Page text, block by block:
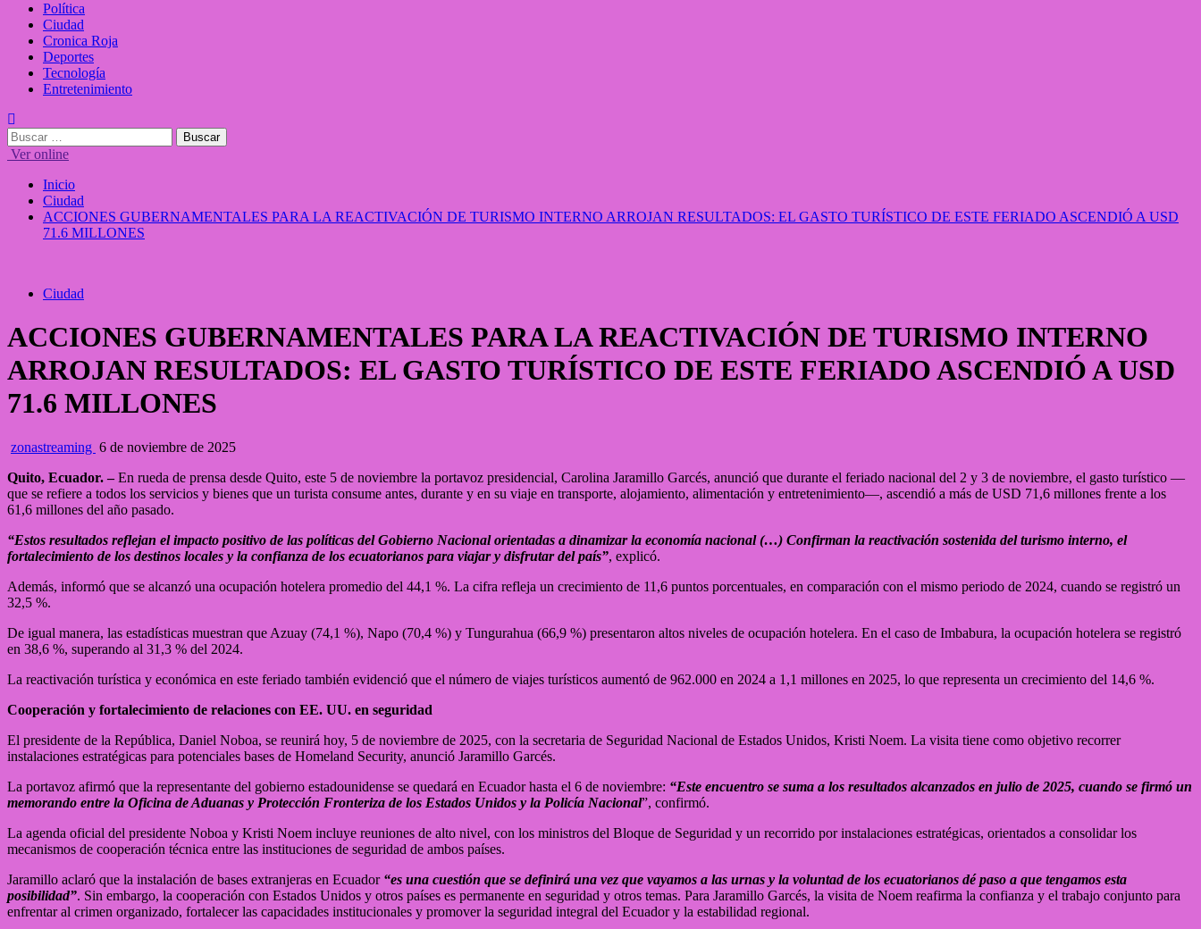
Política
Ciudad
Cronica Roja
Deportes
Tecnología
Entretenimiento
Ver online
Inicio
Ciudad
ACCIONES GUBERNAMENTALES PARA LA REACTIVACIÓN DE TURISMO INTERNO ARROJAN RESULTADOS: EL GASTO TURÍSTICO DE ESTE FERIADO ASCENDIÓ A USD
71.6 MILLONES
Ciudad
ACCIONES GUBERNAMENTALES PARA LA REACTIVACIÓN DE TURISMO INTERNO
ARROJAN RESULTADOS: EL GASTO TURÍSTICO DE ESTE FERIADO ASCENDIÓ A USD
71.6 MILLONES
zonastreaming 6 de noviembre de 2025
Quito, Ecuador. –En rueda de prensa desde Quito, este 5 de noviembre la portavoz presidencial, Carolina Jaramillo Garcés, anunció que durante el feriado nacional del 2 y 3 de noviembre, el gasto turístico —
que se refiere a todos los servicios y bienes que un turista consume antes, durante y en su viaje en transporte, alojamiento, alimentación y entretenimiento—, ascendió a más de USD 71,6 millones frente a los
61,6 millones del año pasado.
“Estos resultados reflejan el impacto positivo de las políticas del Gobierno Nacional orientadas a dinamizar la economía nacional (…) Confirman la reactivación sostenida del turismo interno, el
fortalecimiento de los destinos locales y la confianza de los ecuatorianos para viajar y disfrutar del país”, explicó.
Además, informó que se alcanzó una ocupación hotelera promedio del 44,1 %. La cifra refleja un crecimiento de 11,6 puntos porcentuales, en comparación con el mismo periodo de 2024, cuando se registró un
32,5 %.
De igual manera, las estadísticas muestran que Azuay (74,1 %), Napo (70,4 %) y Tungurahua (66,9 %) presentaron altos niveles de ocupación hotelera. En el caso de Imbabura, la ocupación hotelera se registró
en 38,6 %, superando al 31,3 % del 2024.
La reactivación turística y económica en este feriado también evidenció que el número de viajes turísticos aumentó de 962.000 en 2024 a 1,1 millones en 2025, lo que representa un crecimiento del 14,6 %.
Cooperación y fortalecimiento de relaciones con EE. UU. en seguridad
El presidente de la República, Daniel Noboa, se reunirá hoy, 5 de noviembre de 2025, con la secretaria de Seguridad Nacional de Estados Unidos, Kristi Noem. La visita tiene como objetivo recorrer
instalaciones estratégicas para potenciales bases de Homeland Security, anunció Jaramillo Garcés.
La portavoz afirmó que la representante del gobierno estadounidense se quedará en Ecuador hasta el 6 de noviembre: “Este encuentro se suma a los resultados alcanzados en julio de 2025, cuando se firmó un
memorando entre la Oficina de Aduanas y Protección Fronteriza de los Estados Unidos y la Policía Nacional”, confirmó.
La agenda oficial del presidente Noboa y Kristi Noem incluye reuniones de alto nivel, con los ministros del Bloque de Seguridad y un recorrido por instalaciones estratégicas, orientados a consolidar los
mecanismos de cooperación técnica entre las instituciones de seguridad de ambos países.
Jaramillo aclaró que la instalación de bases extranjeras en Ecuador “es una cuestión que se definirá una vez que vayamos a las urnas y la voluntad de los ecuatorianos dé paso a que tengamos esta
posibilidad”. Sin embargo, la cooperación con Estados Unidos y otros países es permanente en seguridad y otros temas. Para Jaramillo Garcés, la visita de Noem reafirma la confianza y el trabajo conjunto para
enfrentar al crimen organizado, fortalecer las capacidades institucionales y promover la seguridad integral del Ecuador y la estabilidad regional.